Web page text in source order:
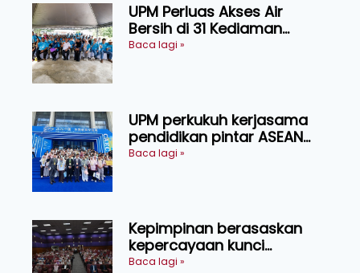
UPM Perluas Akses Air
Bersih di 31 Kediaman
Orang Asli Tasik Chini
Baca lagi »
UPM perkukuh kerjasama
pendidikan pintar ASEAN
menerusi lawatan rasmi ke
Baca lagi »
Kepimpinan berasaskan
kepercayaan kunci
kecemerlangan institusi -
Baca lagi »